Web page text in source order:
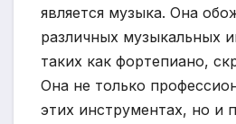
является музыка. Она
различных музыкальных
таких как фортепиано,
Она не только
этих инструментах, но и